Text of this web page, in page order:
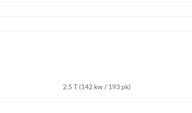
2.5 T (142 kw / 193 pk)